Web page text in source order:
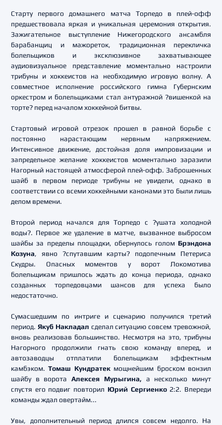
Старту первого домашнего матча Торпедо в плей-офф
предшествовала яркая и уникальная церемония открытия.
Зажигательное выступление Нижегородского ансамбля
барабанщиц и мажореток, традиционная перекличка
болельщиков и эксклюзивное захватывающее
аудиовизуальное представление моментально настроили
трибуны и хоккеистов на необходимую игровую волну. А
совместное исполнение российского гимна Губернским
оркестром и болельщиками стал антуражной ?вишенкой на
торте? перед началом хоккейной битвы.
Стартовый игровой отрезок прошел в равной борьбе с
постоянно нарастающим нервным напряжением.
Интенсивное движение, достойная доля импровизации и
запредельное желание хоккеистов моментально заразили
Нагорный настоящей атмосферой плей-офф. Заброшенных
шайб в первом периоде трибуны не увидели, однако в
соответствии со всеми хоккейными канонами это были лишь
делом времени.
Второй период начался для Торпедо с ?ушата холодной
воды?. Первое же удаление в матче, вызванное выбросом
шайбы за пределы площадки, обернулось голом Брэндона
Козуна, явно ?спутавшим карты? подопечным Петериса
Скудры. Опасных моментов у ворот Локомотива
болельщикам пришлось ждать до конца периода, однако
созданных торпедовцами шансов для успеха было
недостаточно.
Сумасшедшим по интриге и сценарию получился третий
период. Якуб Накладал сделал ситуацию совсем тревожной,
вновь реализовав большинство. Несмотря на это, трибуны
Нагорного продолжили гнать свою команду вперед, и
автозаводцы отплатили болельщикам эффектным
камбэком.Томаш Кундратекмощнейшим броском вонзил
шайбу в воротаАлексея Мурыгина, а несколько минут
спустя его подвиг повторил Юрий Сергиенко2:2. Впереди
команды ждал овертайм...
Увы, дополнительный период длился совсем недолго. На